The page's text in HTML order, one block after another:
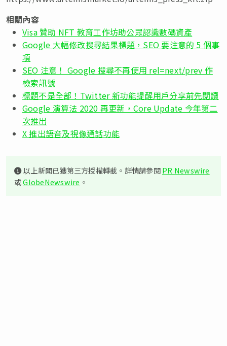
相關內容
Visa 贊助 NFT 教育工作坊助公眾認識數碼資產
Google 大幅修改搜尋結果標題，SEO 要注意的 5 個事
項
SEO 注意！ Google 搜尋不再使用 rel=next/prev 作
檢索訊號
標題不是全部！Twitter 新功能提醒用戶分享前先閱讀
Google 演算法 2020 再更新，Core Update 今年第二
次推出
X 推出語音及視像通話功能
以上新聞已獲第三方授權轉載。詳情請參閱PR Newswire
或GlobeNewswire 。